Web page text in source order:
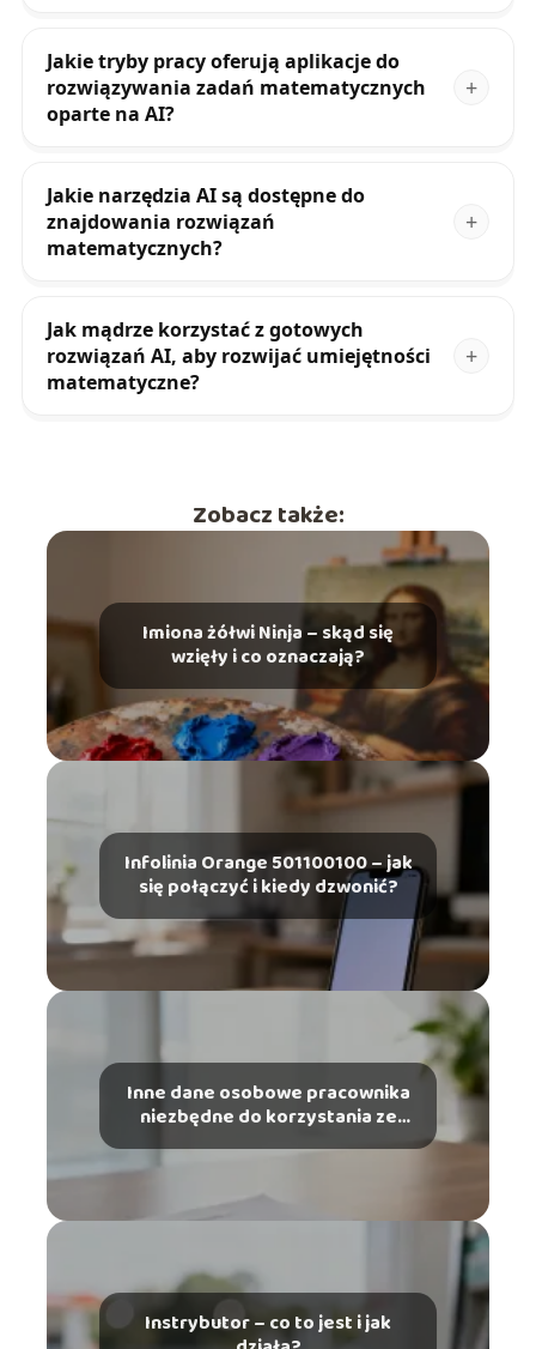
Jakie tryby pracy oferują aplikacje do
rozwiązywania zadań matematycznych
oparte na AI?
Jakie narzędzia AI są dostępne do
znajdowania rozwiązań
matematycznych?
Jak mądrze korzystać z gotowych
rozwiązań AI, aby rozwijać umiejętności
matematyczne?
Zobacz także:
Imiona żółwi Ninja – skąd się
wzięły i co oznaczają?
Infolinia Orange 501100100 – jak
się połączyć i kiedy dzwonić?
Inne dane osobowe pracownika
niezbędne do korzystania ze
szczególnych uprawnień – co
Instrybutor – co to jest i jak